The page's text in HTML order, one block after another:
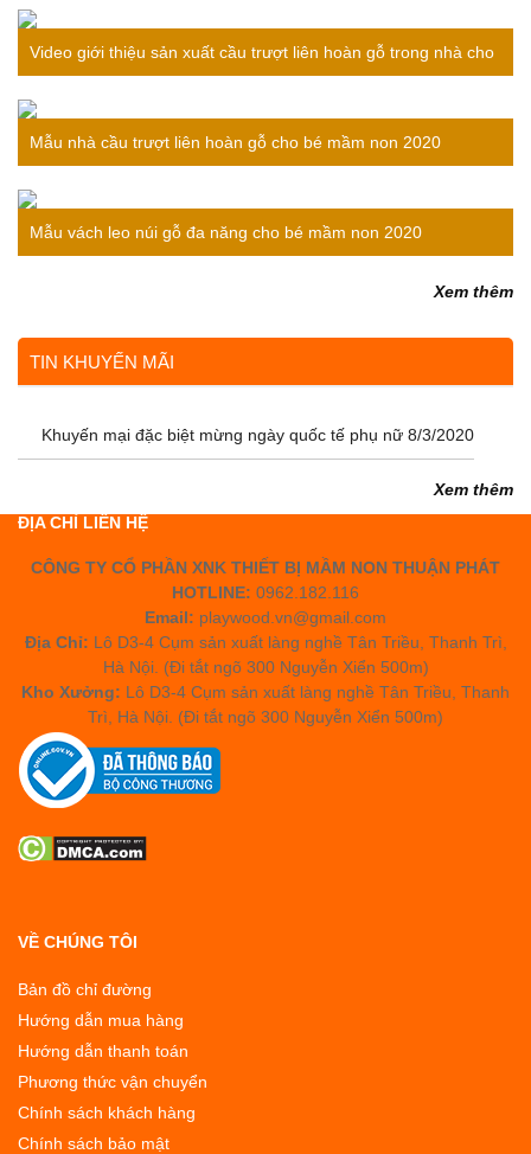
Video giới thiệu sản xuất cầu trượt liên hoàn gỗ trong nhà cho
bé
Mẫu nhà cầu trượt liên hoàn gỗ cho bé mầm non 2020
Mẫu vách leo núi gỗ đa năng cho bé mầm non 2020
Xem thêm
TIN KHUYẾN MÃI
Khuyến mại đặc biệt mừng ngày quốc tế phụ nữ 8/3/2020
Xem thêm
ĐỊA CHỈ LIÊN HỆ
CÔNG TY CỔ PHẦN XNK THIẾT BỊ MẦM NON THUẬN PHÁT
HOTLINE: 0962.182.116
Email: playwood.vn@gmail.com
Địa Chỉ: Lô D3-4 Cụm sản xuất làng nghề Tân Triều, Thanh Trì,
Hà Nội. (Đi tắt ngõ 300 Nguyễn Xiển 500m)
Kho Xưởng: Lô D3-4 Cụm sản xuất làng nghề Tân Triều, Thanh
Trì, Hà Nội. (Đi tắt ngõ 300 Nguyễn Xiển 500m)
VỀ CHÚNG TÔI
Bản đồ chỉ đường
Hướng dẫn mua hàng
Hướng dẫn thanh toán
Phương thức vận chuyển
Chính sách khách hàng
Chính sách bảo mật